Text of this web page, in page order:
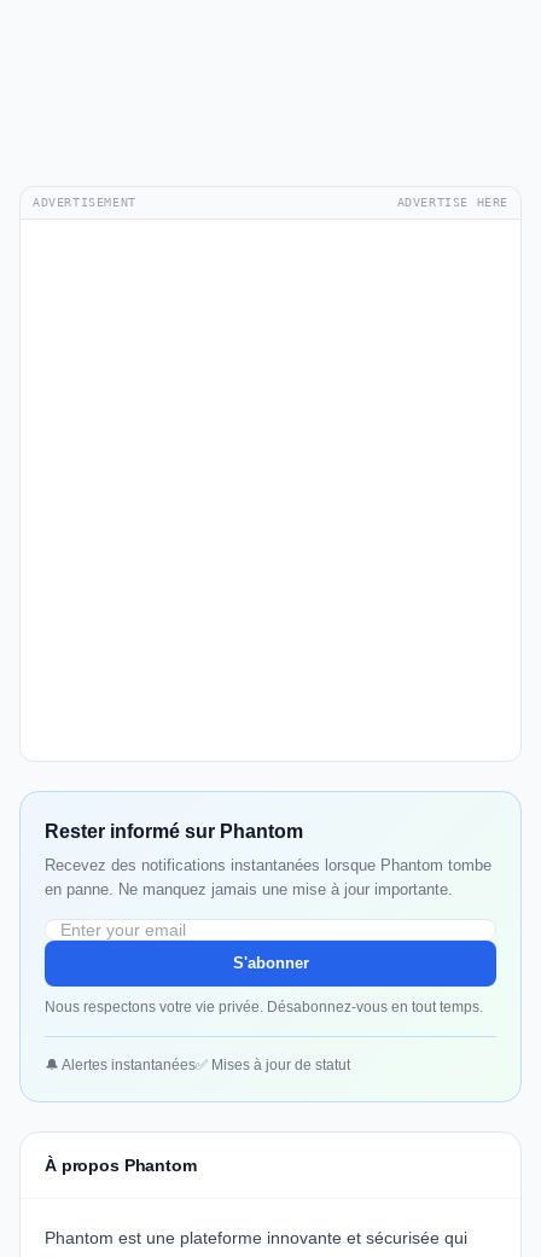
ADVERTISEMENT ADVERTISE HERE
Rester informé sur Phantom
Recevez des notifications instantanées lorsque Phantom tombe
en panne. Ne manquez jamais une mise à jour importante.
S'abonner
Nous respectons votre vie privée. Désabonnez-vous en tout temps.
🔔 Alertes instantanées✅ Mises à jour de statut
À propos Phantom
Phantom est une plateforme innovante et sécurisée qui